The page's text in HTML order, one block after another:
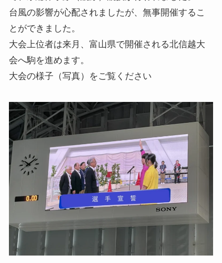
台風の影響が心配されましたが、無事開催するこ
とができました。
大会上位者は来月、富山県で開催される北信越大
会へ駒を進めます。
大会の様子（写真）をご覧ください